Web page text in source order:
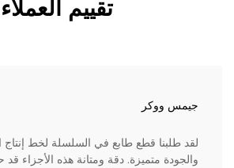
تقييم العملاء
جيمس ووكر
لقد طلبنا قطع طابع في السلسلة لخط إنتاج
والجودة متميزة. دقة ومتانة هذه الأجزاء